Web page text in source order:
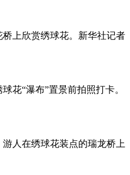
上欣赏绣球花。新华社记者
“瀑布”置景前拍照打卡。
人在绣球花装点的瑞龙桥上